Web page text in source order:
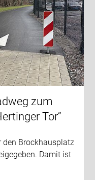
zum
Tor“
den Brockhausplatz
Damit ist